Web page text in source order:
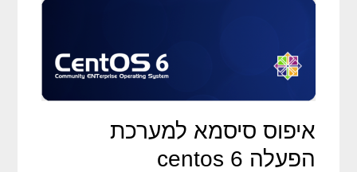
איפוס סיסמא למערכת
הפעלה centos 6